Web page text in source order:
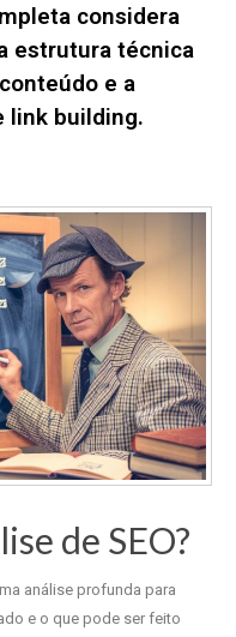
considera
estrutura técnica
e a
link building.
de SEO?
análise profunda para
e o que pode ser feito